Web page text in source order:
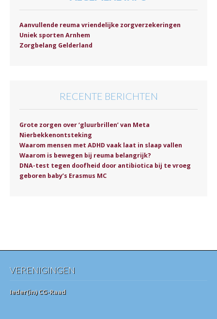
Aanvullende reuma vriendelijke zorgverzekeringen
Uniek sporten Arnhem
Zorgbelang Gelderland
RECENTE BERICHTEN
Grote zorgen over ‘gluurbrillen’ van Meta
Nierbekkenontsteking
Waarom mensen met ADHD vaak laat in slaap vallen
Waarom is bewegen bij reuma belangrijk?
DNA-test tegen doofheid door antibiotica bij te vroeg
geboren baby’s Erasmus MC
VERENIGINGEN
Ieder(in) CG-Raad